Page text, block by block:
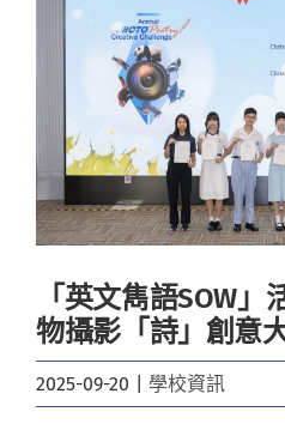
Image
「英文雋語SOW」
物攝影「詩」創意
2025-09-20 學校資訊